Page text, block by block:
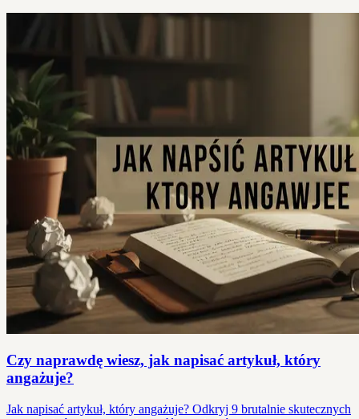
Czy naprawdę wiesz, jak napisać artykuł, który
angażuje?
Jak napisać artykuł, który angażuje? Odkryj 9 brutalnie skutecznych